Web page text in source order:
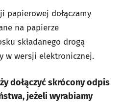
papierowej dołączamy
na papierze
składanego drogą
w wersji elektronicznej.
dołączyć skrócony odpis
jeżeli wyrabiamy